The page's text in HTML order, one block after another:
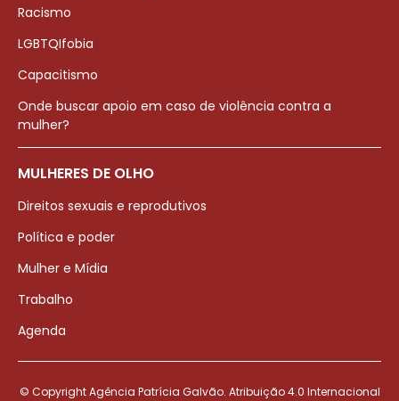
Racismo
LGBTQIfobia
Capacitismo
Onde buscar apoio em caso de violência contra a
mulher?
MULHERES DE OLHO
Direitos sexuais e reprodutivos
Política e poder
Mulher e Mídia
Trabalho
Agenda
© Copyright Agência Patrícia Galvão. Atribuição 4.0 Internacional